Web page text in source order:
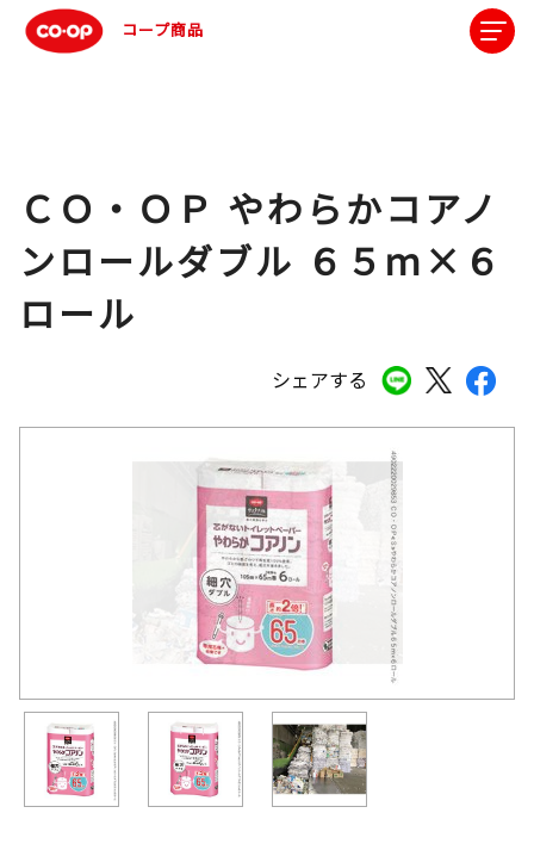
コープ商品
シェアする
ＣＯ・ＯＰ やわらかコアノ
ンロールダブル ６５ｍ×６
ロール